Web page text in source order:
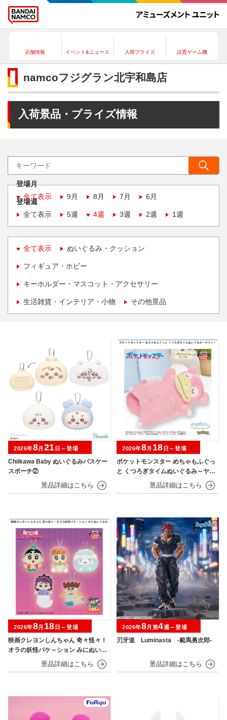
店舗情報 イベント&ニュース 入荷プライズ 設置ゲーム機
namcoフジグラン北宇和島店
入荷景品・プライズ情報
登場月
全て表示
9月 8月 7月 6月
登場週
全て表示
5週 4週 3週 2週 1週
全て表示 ぬいぐるみ・クッション
フィギュア・ホビー
キーホルダー・マスコット・アクセサリー
生活雑貨・インテリア・小物 その他景品
Chiikawa Baby ぬいぐるみパスケー
スポーチ②
2026年8月 21 日～登場
ポケットモンスター めちゃもふぐっ
と くつろぎタイムぬいぐるみ～ヤド
2026年8月 18 日～登場
映画クレヨンしんちゃん 奇々怪々！
オラの妖怪バケ～ション みにぬいぐ
2026年8月 18 日～登場
刃牙道 Luminasta ‐範馬勇次郎‐
2026年8月第4週～登場